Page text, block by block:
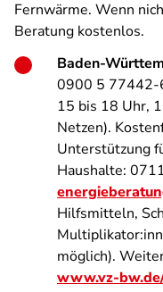
Fernwärme. Wenn
Beratung kostenlos.
Baden-
0900 5 77442-
15 bis 18 Uhr,
Netzen).
Unterstützung
Haushalte:
Hilfsmitteln,
möglich).
www.vz-